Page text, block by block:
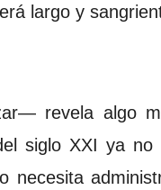
largo y
revela algo
siglo XXI ya no
necesita